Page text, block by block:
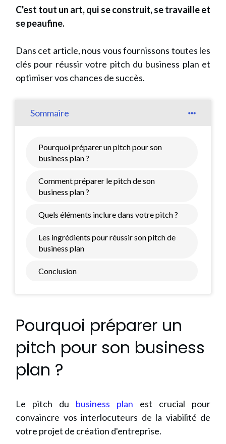
C'est tout un art, qui se construit, se travaille et
se peaufine.
Dans cet article, nous vous fournissons toutes les
clés pour réussir votre pitch du business plan et
optimiser vos chances de succès.
Sommaire
Pourquoi préparer un pitch pour son
business plan ?
Comment préparer le pitch de son
business plan ?
Quels éléments inclure dans votre pitch ?
Les ingrédients pour réussir son pitch de
business plan
Conclusion
Pourquoi préparer un
pitch pour son business
plan ?
Le pitch du business plan est crucial pour
convaincre vos interlocuteurs de la viabilité de
votre projet de création d'entreprise.